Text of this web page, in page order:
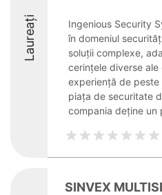
Laureați
Ingenious Security
în domeniul
soluții complexe,
cerințele diverse ale
experiență de
piața de securitate
compania deține un
SINVEX